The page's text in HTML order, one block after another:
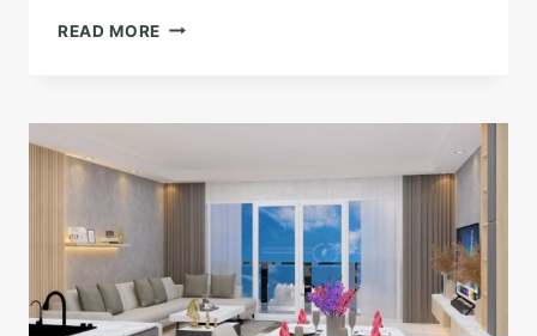
READ MORE TREN
YANG
BOOMING
DI